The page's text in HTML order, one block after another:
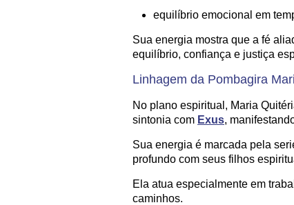
equilíbrio emocional em
Sua energia mostra que a fé
equilíbrio, confiança e justiça
Linhagem da Pombagira
No plano espiritual, Maria
sintonia com Exus,
Sua energia é marcada pela
profundo com seus filhos
Ela atua especialmente em
caminhos.